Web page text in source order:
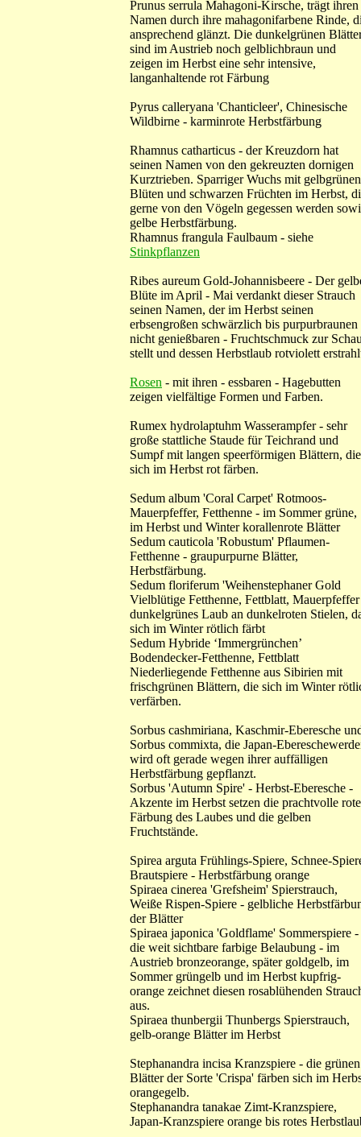
Prunus serrula Mahagoni-Kirsche, trägt ihren
Namen durch ihre mahagonifarbene Rinde,
ansprechend glänzt. Die dunkelgrünen
sind im Austrieb noch gelblichbraun und
zeigen im Herbst eine sehr intensive,
langanhaltende rot Färbung
Pyrus calleryana 'Chanticleer', Chinesische
Wildbirne - karminrote Herbstfärbung
Rhamnus catharticus - der Kreuzdorn hat
seinen Namen von den gekreuzten dornigen
Kurztrieben. Sparriger Wuchs mit gelbgrünen
Blüten und schwarzen Früchten im Herbst,
gerne von den Vögeln gegessen werden
gelbe Herbstfärbung.
Rhamnus frangula Faulbaum - siehe
Stinkpflanzen
Ribes aureum Gold-Johannisbeere - Der
Blüte im April - Mai verdankt dieser Strauch
seinen Namen, der im Herbst seinen
erbsengroßen schwärzlich bis purpurbraunen
nicht genießbaren - Fruchtschmuck zur
stellt und dessen Herbstlaub rotviolett
Rosen - mit ihren - essbaren - Hagebutten
zeigen vielfältige Formen und Farben.
Rumex hydrolaptuhm Wasserampfer - sehr
große stattliche Staude für Teichrand und
Sumpf mit langen speerförmigen Blättern, die
sich im Herbst rot färben.
Sedum album 'Coral Carpet' Rotmoos-
Mauerpfeffer, Fetthenne - im Sommer grüne,
im Herbst und Winter korallenrote Blätter
Sedum cauticola 'Robustum' Pflaumen-
Fetthenne - graupurpurne Blätter,
Herbstfärbung.
Sedum floriferum 'Weihenstephaner Gold
Vielblütige Fetthenne, Fettblatt,
dunkelgrünes Laub an dunkelroten Stielen,
sich im Winter rötlich färbt
Sedum Hybride ‘Immergrünchen’
Bodendecker-Fetthenne, Fettblatt
Niederliegende Fetthenne aus Sibirien mit
frischgrünen Blättern, die sich im Winter
verfärben.
Sorbus cashmiriana, Kaschmir-Eberesche
Sorbus commixta, die Japan-
wird oft gerade wegen ihrer auffälligen
Herbstfärbung gepflanzt.
Sorbus 'Autumn Spire' - Herbst-Eberesche -
Akzente im Herbst setzen die prachtvolle rote
Färbung des Laubes und die gelben
Fruchtstände.
Spirea arguta Frühlings-Spiere, Schnee-
Brautspiere - Herbstfärbung orange
Spiraea cinerea 'Grefsheim' Spierstrauch,
Weiße Rispen-Spiere - gelbliche
der Blätter
Spiraea japonica 'Goldflame' Sommerspiere -
die weit sichtbare farbige Belaubung - im
Austrieb bronzeorange, später goldgelb, im
Sommer grüngelb und im Herbst kupfrig-
orange zeichnet diesen rosablühenden
aus.
Spiraea thunbergii Thunbergs Spierstrauch,
gelb-orange Blätter im Herbst
Stephanandra incisa Kranzspiere - die grünen
Blätter der Sorte 'Crispa' färben sich im
orangegelb.
Stephanandra tanakae Zimt-Kranzspiere,
Japan-Kranzspiere orange bis rotes